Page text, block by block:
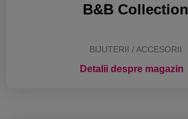
B&B Collection
BIJUTERII / ACCESORII
Detalii despre magazin